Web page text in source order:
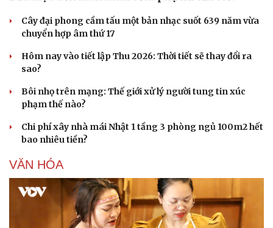
Cây đại phong cầm tấu một bản nhạc suốt 639 năm vừa
chuyển hợp âm thứ 17
Hôm nay vào tiết lập Thu 2026: Thời tiết sẽ thay đổi ra
sao?
Bôi nhọ trên mạng: Thế giới xử lý người tung tin xúc
phạm thế nào?
Chi phí xây nhà mái Nhật 1 tầng 3 phòng ngủ 100m2 hết
bao nhiêu tiền?
VĂN HÓA